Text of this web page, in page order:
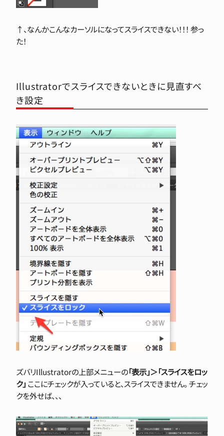
↑、なんかこんなカーソルになってスライスできない！！！ 参っ
た！
Illustratorでスライスできないときに見直すべ
き設定
ズバリIllustratorの上部メニューの「表示」＞「スライスをロッ
ク」 ここにチェックが入っていると、スライスできません。チェッ
クを外せば、、、